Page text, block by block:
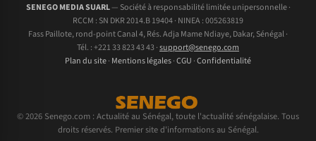
SENEGO MEDIA SUARL— Société à responsabilité limitée unipersonnelle ·
RCCM : SN DKR 2014.B 19404 · NINEA : 005263819
Fass Paillote, rond-point Canal 4, Rés. Adja Mame Ndiaye, Dakar, Sénégal ·
Tél. : +221 33 823 43 43 ·support@senego.com
Plan du site· Mentions légales·CGU ·Confidentialité
© 2026 Senego.com : Actualité au Sénégal, toute l'actualité sénégalaise. Tous
droits réservés. Premier site d'informations au Sénégal.